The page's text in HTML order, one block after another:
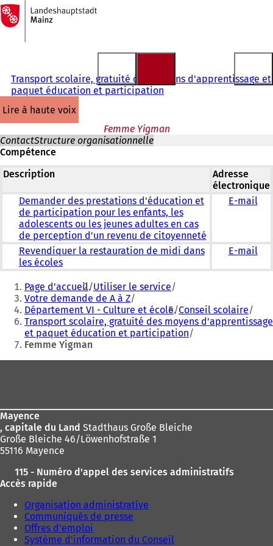
Accéder au contenu
Vers
la
page
d'accueil
Transport scolaire, gratuité des moyens d'apprentissage et
paquet éducation et participation
lire à haute voix
Femme Yigman
ContactStructure organisationnelle
Compétence
Description
Adresse
électronique
Demander des prestations d'éducation et
de participation pour les enfants, les
adolescents ou les jeunes adultes en cas
de perception d'un revenu de citoyenneté
E-mail
Revendiquer la restauration de midi dans
les écoles
E-mail
Vous
êtes
ici
Page d'accueil Utiliser le service
Votre demande de A à Z
Département VI - Culture et école Conseil scolaire
Transport scolaire, gratuité des moyens d'apprentissage
et paquet éducation et participation
Femme Yigman
Mayence
, capitale du Land Stadthaus Große Bleiche
Große Bleiche 46/Löwenhofstraße 1
55116 Mayence
115 - Numéro d'appel des services administratifs
Accès rapide
Organisation administrative
Communiqués de presse
Offres d'emploi
Système d'information du Conseil